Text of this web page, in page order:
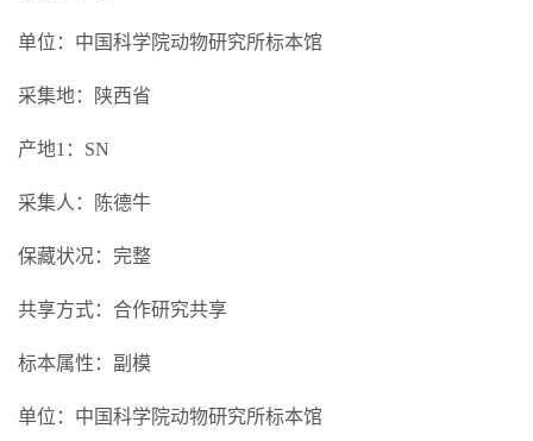
单位：中国科学院动物研究所标本馆
采集地：陕西省
产地1：SN
采集人：陈德牛
保藏状况：完整
共享方式：合作研究共享
标本属性：副模
单位：中国科学院动物研究所标本馆